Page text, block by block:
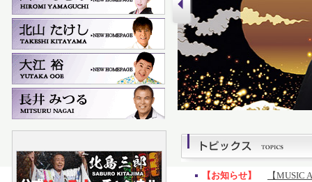
【お知らせ】 【MUSIC